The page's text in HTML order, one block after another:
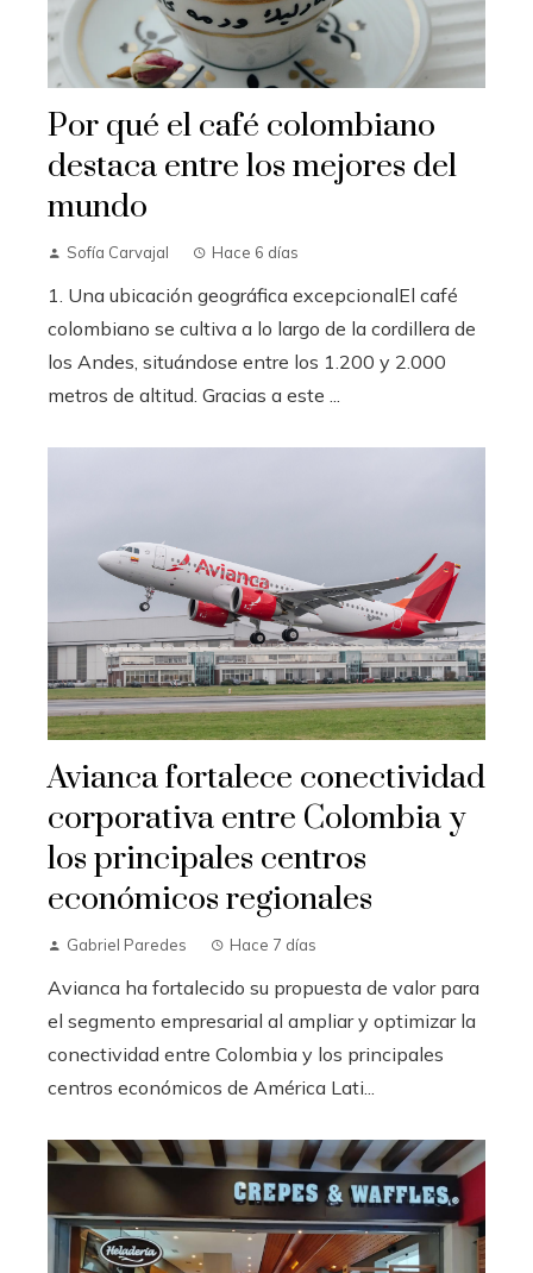
Por qué el café colombiano
destaca entre los mejores del
mundo
Sofía Carvajal Hace 6 días
1. Una ubicación geográfica excepcionalEl café
colombiano se cultiva a lo largo de la cordillera de
los Andes, situándose entre los 1.200 y 2.000
metros de altitud. Gracias a este ...
Avianca fortalece conectividad
corporativa entre Colombia y
los principales centros
económicos regionales
Gabriel Paredes Hace 7 días
Avianca ha fortalecido su propuesta de valor para
el segmento empresarial al ampliar y optimizar la
conectividad entre Colombia y los principales
centros económicos de América Lati...